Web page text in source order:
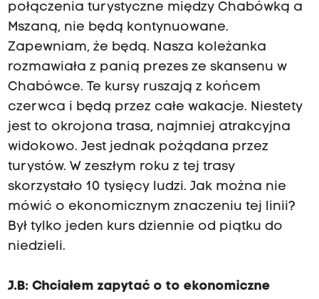
połączenia turystyczne między Chabówką a
Mszaną, nie będą kontynuowane.
Zapewniam, że będą. Nasza koleżanka
rozmawiała z panią prezes ze skansenu w
Chabówce. Te kursy ruszają z końcem
czerwca i będą przez całe wakacje. Niestety
jest to okrojona trasa, najmniej atrakcyjna
widokowo. Jest jednak pożądana przez
turystów. W zeszłym roku z tej trasy
skorzystało 10 tysięcy ludzi. Jak można nie
mówić o ekonomicznym znaczeniu tej linii?
Był tylko jeden kurs dziennie od piątku do
niedzieli.
J.B: Chciałem zapytać o to ekonomiczne